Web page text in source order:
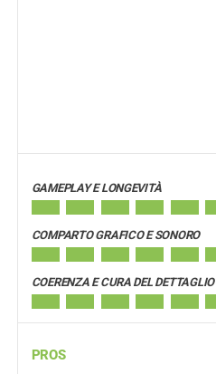
GAMEPLAY E LONGEVITÀ
COMPARTO GRAFICO E SONORO
COERENZA E CURA DEL DETTAGLIO
PROS